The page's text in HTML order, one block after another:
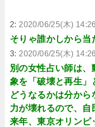
2: 2020/06/25(木)
そりゃ誰かしから
3: 2020/06/25(木)
別の女性占い師は
象を「破壊と再生」
どうなるかは分か
力が壊れるので、自
来年、東京オリンピ